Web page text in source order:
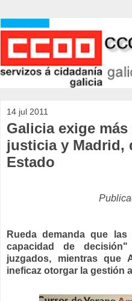
14 jul 2011
Galicia exige
justicia y Madrid,
Estado
Rueda demanda que
capacidad de
juzgados, mientras que
ineficaz otorgar la gestión